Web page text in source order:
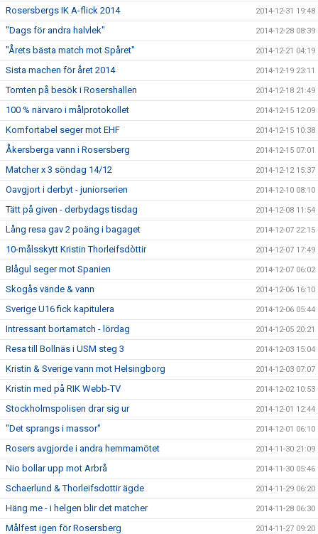
Rosersbergs IK A-flick 2014 2014-12-31 19:48
"Dags för andra halvlek" 2014-12-28 08:39
"Årets bästa match mot Spåret" 2014-12-21 04:19
Sista machen för året 2014 2014-12-19 23:11
Tomten på besök i Rosershallen 2014-12-18 21:49
100 % närvaro i målprotokollet 2014-12-15 12:09
Komfortabel seger mot EHF 2014-12-15 10:38
Åkersberga vann i Rosersberg 2014-12-15 07:01
Matcher x 3 söndag 14/12 2014-12-12 15:37
Oavgjort i derbyt - juniorserien 2014-12-10 08:10
Tätt på given - derbydags tisdag 2014-12-08 11:54
Lång resa gav 2 poäng i bagaget 2014-12-07 22:15
10-målsskytt Kristin Thorleifsdòttir 2014-12-07 17:49
Blågul seger mot Spanien 2014-12-07 06:02
Skogås vände & vann 2014-12-06 16:10
Sverige U16 fick kapitulera 2014-12-06 05:44
Intressant bortamatch - lördag 2014-12-05 20:21
Resa till Bollnäs i USM steg 3 2014-12-03 15:04
Kristin & Sverige vann mot Helsingborg 2014-12-03 07:07
Kristin med på RIK Webb-TV 2014-12-02 10:53
Stockholmspolisen drar sig ur 2014-12-01 12:44
"Det sprangs i massor" 2014-12-01 06:10
Rosers avgjorde i andra hemmamötet 2014-11-30 21:09
Nio bollar upp mot Arbrå 2014-11-30 05:46
Schaerlund & Thorleifsdottir ägde 2014-11-29 06:20
Häng me - i helgen blir det matcher 2014-11-28 06:30
Målfest igen för Rosersberg 2014-11-27 09:20